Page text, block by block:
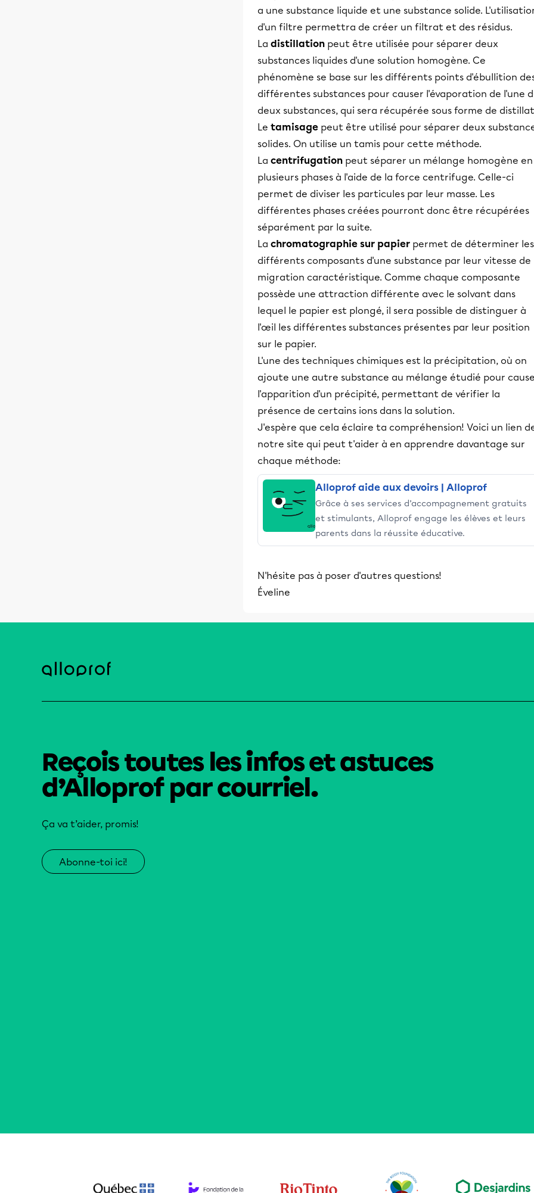
a une substance liquide et une substance solide.
d'un filtre permettra de créer un filtrat et des résidus.
La distillation peut être utilisée pour séparer deux
substances liquides d'une solution homogène. Ce
phénomène se base sur les différents points d'ébullition
différentes substances pour causer l'évaporation de l'une
deux substances, qui sera récupérée sous forme de
Le tamisage peut être utilisé pour séparer deux
solides. On utilise un tamis pour cette méthode.
La centrifugation peut séparer un mélange homogène en
plusieurs phases à l'aide de la force centrifuge. Celle-ci
permet de diviser les particules par leur masse. Les
différentes phases créées pourront donc être récupérées
séparément par la suite.
La chromatographie sur papier permet de déterminer les
différents composants d'une substance par leur vitesse de
migration caractéristique. Comme chaque composante
possède une attraction différente avec le solvant dans
lequel le papier est plongé, il sera possible de distinguer à
l'œil les différentes substances présentes par leur position
sur le papier.
L'une des techniques chimiques est la précipitation, où on
ajoute une autre substance au mélange étudié pour
l'apparition d'un précipité, permettant de vérifier la
présence de certains ions dans la solution.
J'espère que cela éclaire ta compréhension! Voici un lien
notre site qui peut t'aider à en apprendre davantage sur
chaque méthode:
Alloprof aide aux devoirs | Alloprof
Grâce à ses services d’accompagnement gratuits
et stimulants, Alloprof engage les élèves et leurs
parents dans la réussite éducative.
N'hésite pas à poser d'autres questions!
Éveline
Reçois toutes les infos et astuces
d’Alloprof par courriel.
Ça va t’aider, promis!
Abonne-toi ici!